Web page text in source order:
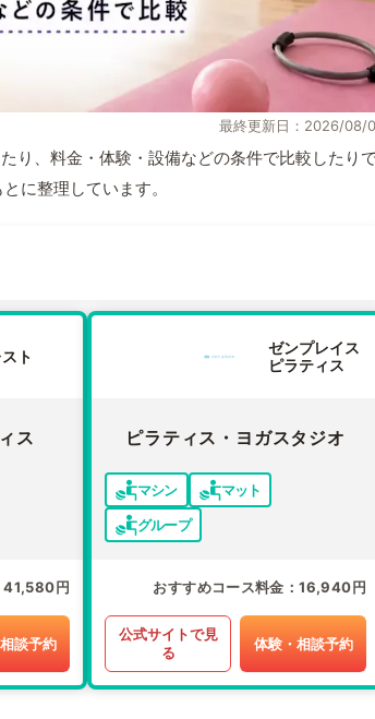
最終更新日：2026/08/
り、料金・体験・設備などの条件で比較したり
に整理しています。
ト
ス
41,580円
談予約
ゼンプレイス
ピラティス
ピラティス・ヨガスタジオ
マシン
マット
グループ
おすすめコース料金 16,940円
公式サイトで見
る
体験・相談予約